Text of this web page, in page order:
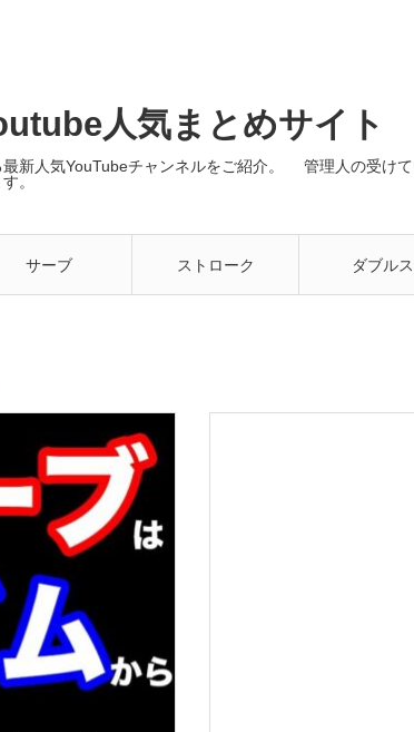
人気まとめサイト
新人気YouTubeチャンネルをご紹介。 管理人の受け
。
サーブ ストローク ダブルス